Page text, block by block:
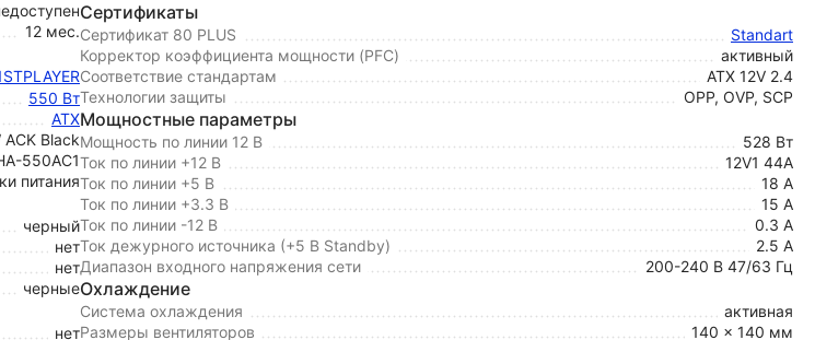
12 мес.
550 Вт
ATX
ACK Black
550AC1
питания
черный
нет
нет
черные
нет
Сертификаты
Сертификат 80 PLUS
Standart
Корректор коэффициента мощности (PFC)
активный
Соответствие стандартам
ATX 12V 2.4
Технологии защиты
OPP, OVP, SCP
Мощностные параметры
Мощность по линии 12 В
528 Вт
Ток по линии +12 В
12V1 44A
Ток по линии +5 В
18 А
Ток по линии +3.3 В
15 А
Ток по линии -12 В
0.3 А
Ток дежурного источника (+5 В Standby)
2.5 А
Диапазон входного напряжения сети
200-240 В 47/63 Гц
Охлаждение
Система охлаждения
активная
Размеры вентиляторов
140 x 140 мм